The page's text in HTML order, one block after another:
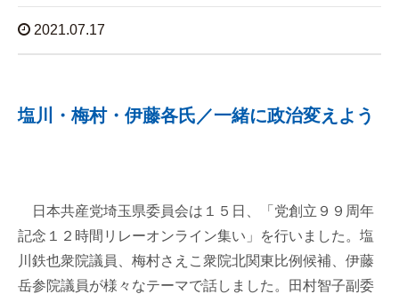
2021.07.17
塩川・梅村・伊藤各氏／一緒に政治変えよう
日本共産党埼玉県委員会は１５日、「党創立９９周年
記念１２時間リレーオンライン集い」を行いました。塩
川鉄也衆院議員、梅村さえこ衆院北関東比例候補、伊藤
岳参院議員が様々なテーマで話しました。田村智子副委